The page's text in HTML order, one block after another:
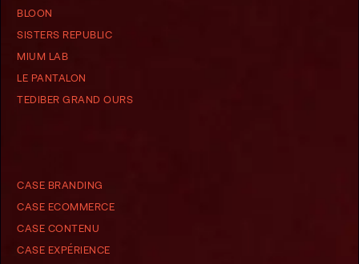
BLOON
SISTERS REPUBLIC
MIUM LAB
LE PANTALON
TEDIBER GRAND OURS
CASE BRANDING
CASE ECOMMERCE
CASE CONTENU
CASE EXPÉRIENCE